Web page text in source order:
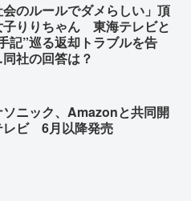
会のルールでダメらしい」頂
子りりちゃん 東海テレビと
記”巡る返却トラブルを告
社の回答は？
ソニック、Amazonと共同開
レビ 6月以降発売